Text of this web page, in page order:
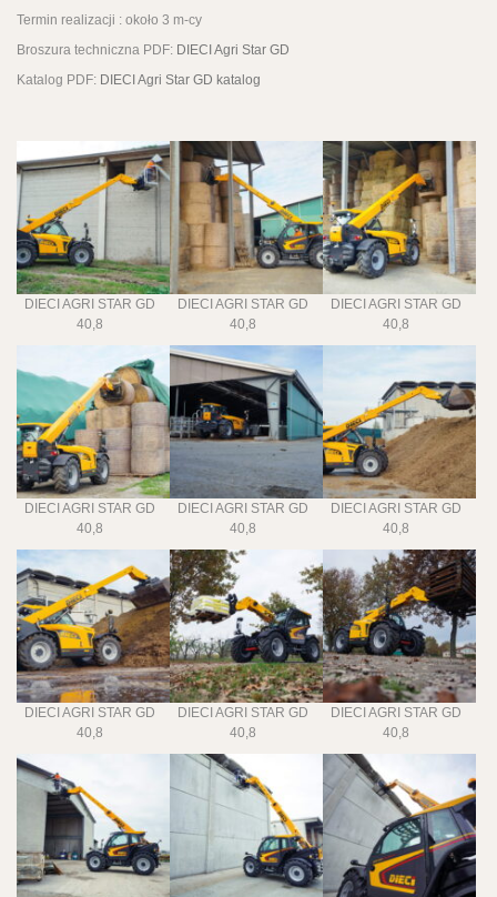
Termin realizacji : około 3 m-cy
Broszura techniczna PDF: DIECI Agri Star GD
Katalog PDF: DIECI Agri Star GD katalog
DIECI AGRI STAR GD
40,8
DIECI AGRI STAR GD
40,8
DIECI AGRI STAR GD
40,8
DIECI AGRI STAR GD
40,8
DIECI AGRI STAR GD
40,8
DIECI AGRI STAR GD
40,8
DIECI AGRI STAR GD
40,8
DIECI AGRI STAR GD
40,8
DIECI AGRI STAR GD
40,8